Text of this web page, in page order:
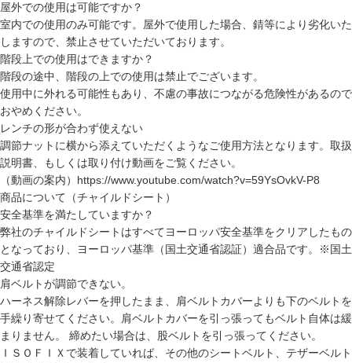
屋外での使用は可能ですか？
室内での使用のみ可能です。屋外で使用した場合、錆等により劣化いた
しますので、禁止させていただいております。
階段上での使用はできますか？
階段の途中、階段の上での使用は禁止でございます。
使用中に外れる可能性もあり、不慮の事故につながる危険性があるので
おやめください。
レンチの形が合わず使えない
調節ナットに横から添えていただくようなご使用方法となります。取扱
説明書、もしくは取り付け動画をご覧ください。
（動画の案内） https://www.youtube.com/watch?v=59YsOvkV-P8
商品について（チャイルドシート）
安全基準を満たしていますか？
弊社のチャイルドシートはすべてヨーロッパ安全基準をクリアしたもの
となっており、ヨーロッパ基準（国土交通省認証）適合品です。※国土
交通省認定
肩ベルトが調節できない。
ハーネス解除レバーを押したまま、肩ベルトカバーよりも下のベルトを
手繰り寄せてください。肩ベルトカバーを引っ張ってもベルト自体は緩
まりません。 締めたい場合は、股ベルトを引っ張ってください。
ＩＳＯＦＩＸで装着していれば、その他のシートベルト、テザーベルト